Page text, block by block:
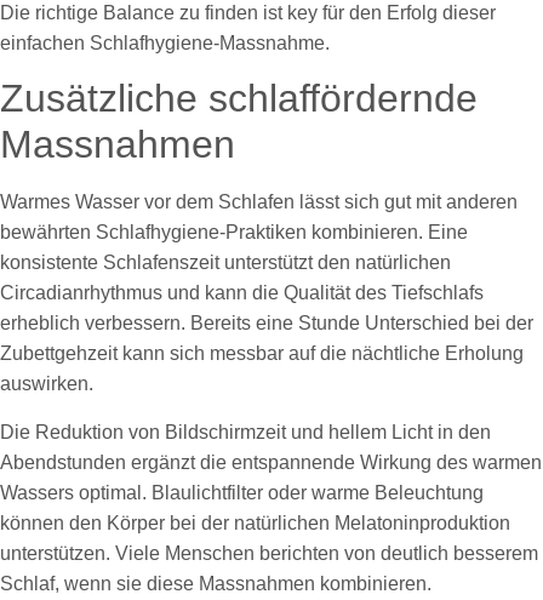
Die richtige Balance zu finden ist key für den Erfolg dieser
einfachen Schlafhygiene-Massnahme.
Zusätzliche schlaffördernde
Massnahmen
Warmes Wasser vor dem Schlafen lässt sich gut mit anderen
bewährten Schlafhygiene-Praktiken kombinieren. Eine
konsistente Schlafenszeit unterstützt den natürlichen
Circadianrhythmus und kann die Qualität des Tiefschlafs
erheblich verbessern. Bereits eine Stunde Unterschied bei der
Zubettgehzeit kann sich messbar auf die nächtliche Erholung
auswirken.
Die Reduktion von Bildschirmzeit und hellem Licht in den
Abendstunden ergänzt die entspannende Wirkung des warmen
Wassers optimal. Blaulichtfilter oder warme Beleuchtung
können den Körper bei der natürlichen Melatoninproduktion
unterstützen. Viele Menschen berichten von deutlich besserem
Schlaf, wenn sie diese Massnahmen kombinieren.